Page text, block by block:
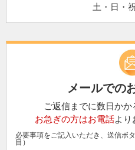
土・日・
メールでの
ご返信までに数日かか
お急ぎの方はお電話より
必要事項をご記入いただき、送信ボ
目）